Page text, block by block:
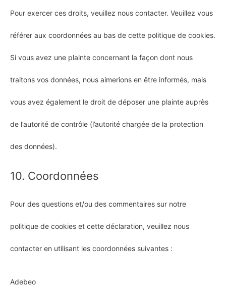
Pour exercer ces droits, veuillez nous contacter. Veuillez vous
référer aux coordonnées au bas de cette politique de cookies.
Si vous avez une plainte concernant la façon dont nous
traitons vos données, nous aimerions en être informés, mais
vous avez également le droit de déposer une plainte auprès
de l’autorité de contrôle (l’autorité chargée de la protection
des données).
10. Coordonnées
Pour des questions et/ou des commentaires sur notre
politique de cookies et cette déclaration, veuillez nous
contacter en utilisant les coordonnées suivantes :
Adebeo